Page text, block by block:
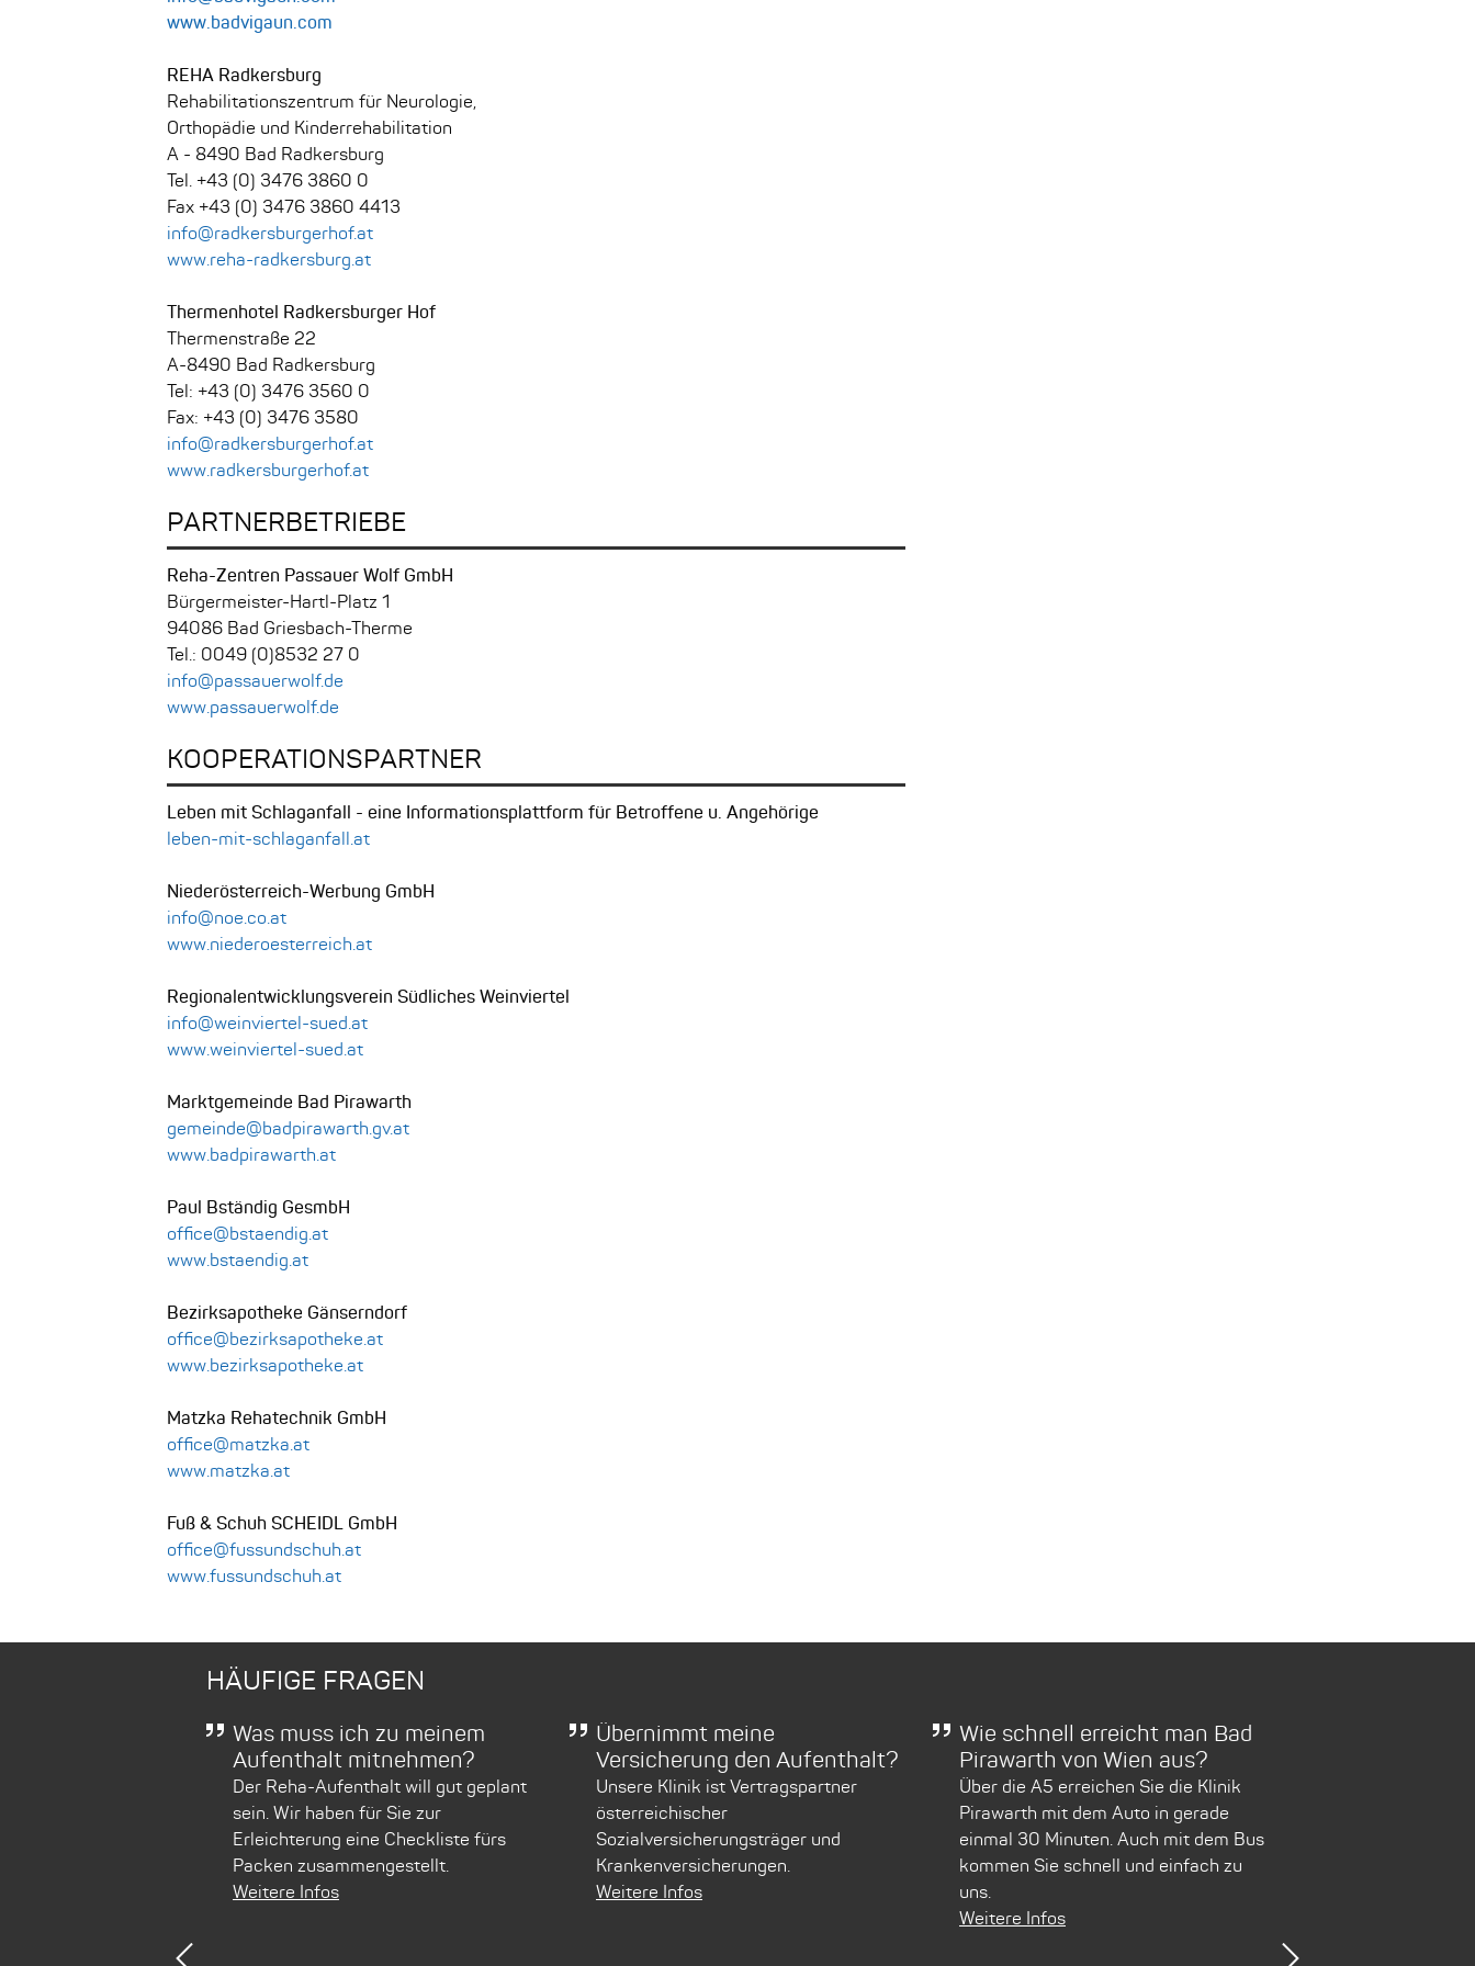
www.badvigaun.com
REHA Radkersburg
Rehabilitationszentrum für Neurologie,
Orthopädie und Kinderrehabilitation
A - 8490 Bad Radkersburg
Tel. +43 (0) 3476 3860 0
Fax +43 (0) 3476 3860 4413
info@radkersburgerhof.at
www.reha-radkersburg.at
Thermenhotel Radkersburger Hof
Thermenstraße 22
A-8490 Bad Radkersburg
Tel: +43 (0) 3476 3560 0
Fax: +43 (0) 3476 3580
info@radkersburgerhof.at
www.radkersburgerhof.at
PARTNERBETRIEBE
Reha-Zentren Passauer Wolf GmbH
Bürgermeister-Hartl-Platz 1
94086 Bad Griesbach-Therme
Tel.: 0049 (0)8532 27 0
info@passauerwolf.de
www.passauerwolf.de
KOOPERATIONSPARTNER
Leben mit Schlaganfall - eine Informationsplattform für Betroffene u. Angehörige
leben-mit-schlaganfall.at
Niederösterreich-Werbung GmbH
info@noe.co.at
www.niederoesterreich.at
Regionalentwicklungsverein Südliches Weinviertel
info@weinviertel-sued.at
www.weinviertel-sued.at
Marktgemeinde Bad Pirawarth
gemeinde@badpirawarth.gv.at
www.badpirawarth.at
Paul Bständig GesmbH
office@bstaendig.at
www.bstaendig.at
Bezirksapotheke Gänserndorf
office@bezirksapotheke.at
www.bezirksapotheke.at
Matzka Rehatechnik GmbH
office@matzka.at
www.matzka.at
Fuß & Schuh SCHEIDL GmbH
office@fussundschuh.at
www.fussundschuh.at
HÄUFIGE FRAGEN
Was muss ich zu meinem
Aufenthalt mitnehmen?
Der Reha-Aufenthalt will gut geplant
sein. Wir haben für Sie zur
Erleichterung eine Checkliste fürs
Packen zusammengestellt.
Weitere Infos
Übernimmt meine
Versicherung den Aufenthalt?
Unsere Klinik ist Vertragspartner
österreichischer
Sozialversicherungsträger und
Krankenversicherungen.
Weitere Infos
Wie schnell erreicht man Bad
Pirawarth von Wien aus?
Über die A5 erreichen Sie die Klinik
Pirawarth mit dem Auto in gerade
einmal 30 Minuten. Auch mit dem Bus
kommen Sie schnell und einfach zu
uns.
Weitere Infos
Next